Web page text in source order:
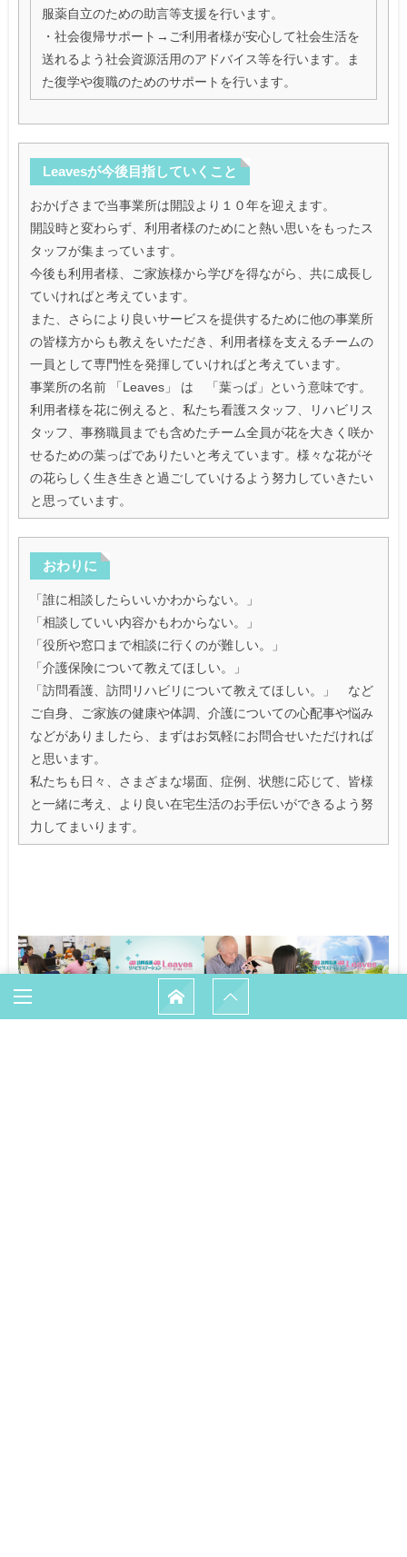
服薬自立のための助言等支援を行います。
・社会復帰サポート→ご利用者様が安心して社会生活を
送れるよう社会資源活用のアドバイス等を行います。ま
た復学や復職のためのサポートを行います。
Leavesが今後目指していくこと
おかげさまで当事業所は開設より１０年を迎えます。
開設時と変わらず、利用者様のためにと熱い思いをもったス
タッフが集まっています。
今後も利用者様、ご家族様から学びを得ながら、共に成長し
ていければと考えています。
また、さらにより良いサービスを提供するために他の事業所
の皆様方からも教えをいただき、利用者様を支えるチームの
一員として専門性を発揮していければと考えています。
事業所の名前 「Leaves」 は 「葉っぱ」という意味です。
利用者様を花に例えると、私たち看護スタッフ、リハビリス
タッフ、事務職員までも含めたチーム全員が花を大きく咲か
せるための葉っぱでありたいと考えています。様々な花がそ
の花らしく生き生きと過ごしていけるよう努力していきたい
と思っています。
おわりに
「誰に相談したらいいかわからない。」
「相談していい内容かもわからない。」
「役所や窓口まで相談に行くのが難しい。」
「介護保険について教えてほしい。」
「訪問看護、訪問リハビリについて教えてほしい。」 など
ご自身、ご家族の健康や体調、介護についての心配事や悩み
などがありましたら、まずはお気軽にお問合せいただければ
と思います。
私たちも日々、さまざまな場面、症例、状態に応じて、皆様
と一緒に考え、より良い在宅生活のお手伝いができるよう努
力してまいります。